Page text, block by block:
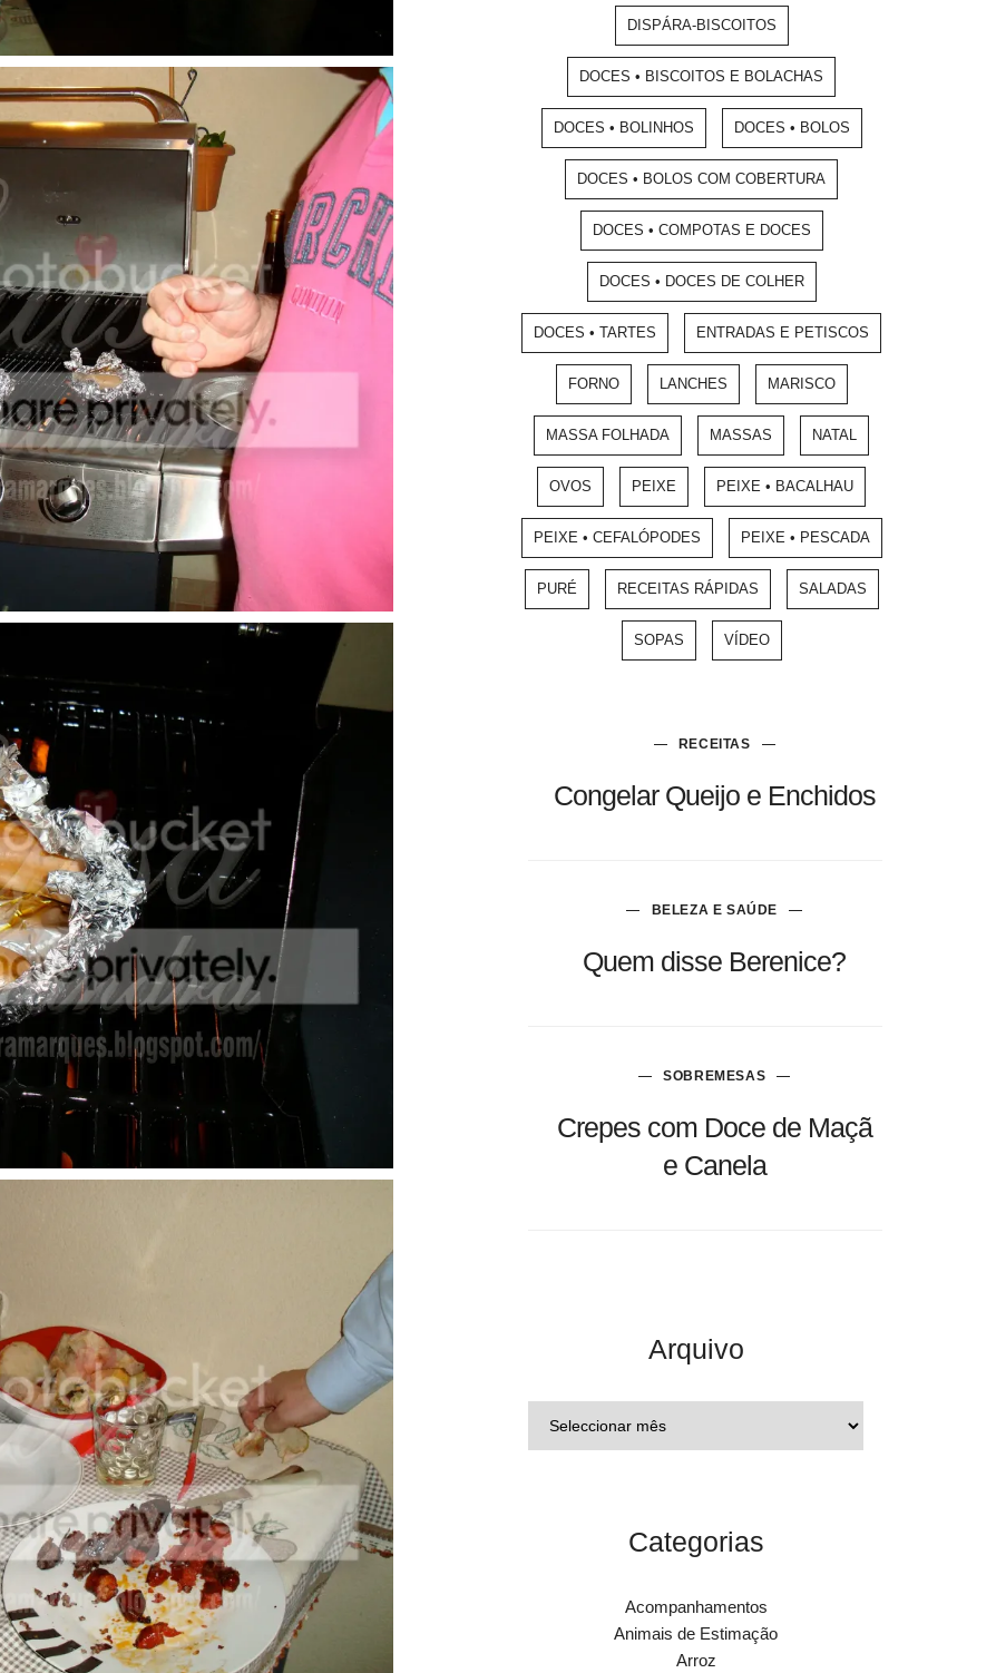
DISPÁRA-BISCOITOS
DOCES • BISCOITOS E BOLACHAS
DOCES • BOLINHOS DOCES • BOLOS
DOCES • BOLOS COM COBERTURA
DOCES • COMPOTAS E DOCES
DOCES • DOCES DE COLHER
DOCES • TARTES ENTRADAS E PETISCOS
FORNO LANCHES MARISCO
MASSA FOLHADA MASSAS NATAL
OVOS PEIXE PEIXE • BACALHAU
PEIXE • CEFALÓPODES PEIXE • PESCADA
PURÉ RECEITAS RÁPIDAS SALADAS
SOPAS VÍDEO
RECEITAS
Congelar Queijo e Enchidos
BELEZA E SAÚDE
Quem disse Berenice?
SOBREMESAS
Crepes com Doce de Maçã
e Canela
Arquivo
Categorias
Acompanhamentos
Animais de Estimação
Arroz